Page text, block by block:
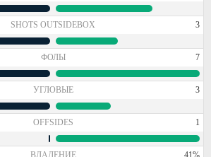
SHOTS OUTSIDEBOX 3
ФОЛЫ 7
УГЛОВЫЕ 3
OFFSIDES 1
ВЛАДЕНИЕ 41%